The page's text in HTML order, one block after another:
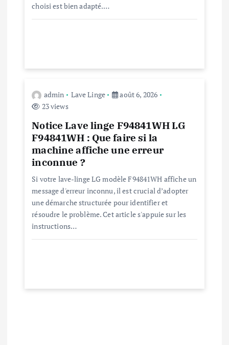
choisi est bien adapté.…
admin Lave Linge
août 6, 2026
23 views
Notice Lave linge F94841WH LG
F94841WH : Que faire si la
machine affiche une erreur
inconnue ?
Si votre lave-linge LG modèle F94841WH affiche un
message d'erreur inconnu, il est crucial d’adopter
une démarche structurée pour identifier et
résoudre le problème. Cet article s'appuie sur les
instructions…